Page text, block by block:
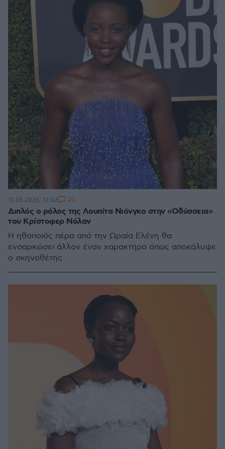
Διπλός ο ρόλος της Λουπίτα Νιόνγκο στην «Οδύσσεια»
του Κρίστοφερ Νόλαν
Η ηθοποιός πέρα από την Ωραία Ελένη θα
ενσαρκώσει άλλον έναν χαρακτήρα όπως αποκάλυψε
ο σκηνοθέτης
13.05.2026, 12:02 20